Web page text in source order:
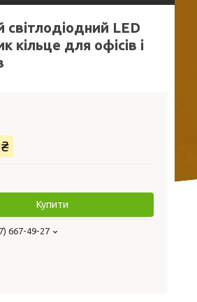
світлодіодний LED
кільце для офісів і
Купити
667-49-27